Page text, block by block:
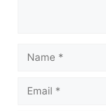
Name
Email